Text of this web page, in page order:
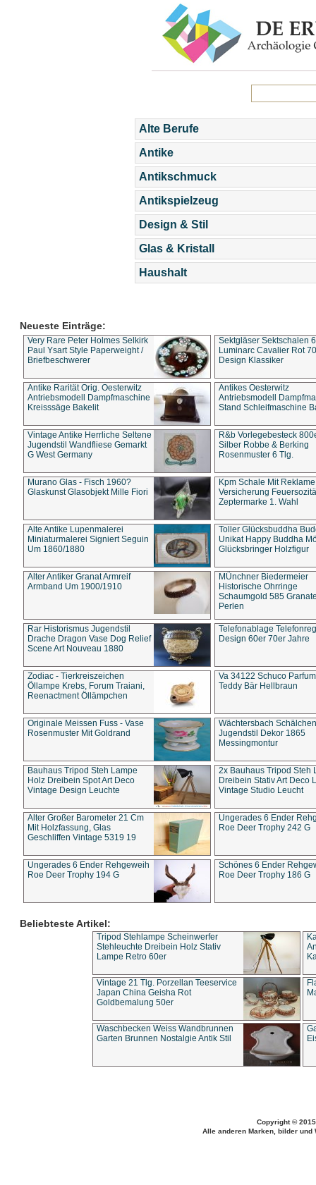
Alte Berufe
Antike
Antikschmuck
Antikspielzeug
Design & Stil
Glas & Kristall
Haushalt
Neueste Einträge:
Very Rare Peter Holmes Selkirk
Paul Ysart Style Paperweight /
Briefbeschwerer
Sektgläser Sektschalen
Luminarc Cavalier Rot
Design Klassiker
Antike Rarität Orig. Oesterwitz
Antriebsmodell Dampfmaschine
Kreisssäge Bakelit
Antikes Oesterwitz
Antriebsmodell
Stand Schleifmaschine
Vintage Antike Herrliche Seltene
Jugendstil Wandfliese Gemarkt
G West Germany
R&b Vorlegebesteck
Silber Robbe & Berking
Rosenmuster 6 Tlg.
Murano Glas - Fisch 1960?
Glaskunst Glasobjekt Mille Fiori
Kpm Schale Mit Reklame
Versicherung
Zeptermarke 1. Wahl
Alte Antike Lupenmalerei
Miniaturmalerei Signiert Seguin
Um 1860/1880
Toller Glücksbuddha
Unikat Happy Buddha
Glücksbringer Holzfigur
Alter Antiker Granat Armreif
Armband Um 1900/1910
MÜnchner Biedermeier
Historische Ohrringe
Schaumgold 585
Perlen
Rar Historismus Jugendstil
Drache Dragon Vase Dog Relief
Scene Art Nouveau 1880
Telefonablage
Design 60er 70er Jahre
Zodiac - Tierkreiszeichen
Öllampe Krebs, Forum Traiani,
Reenactment Öllämpchen
Va 34122 Schuco
Teddy Bär Hellbraun
Originale Meissen Fuss - Vase
Rosenmuster Mit Goldrand
Wächtersbach Schälchen
Jugendstil Dekor 1865
Messingmontur
Bauhaus Tripod Steh Lampe
Holz Dreibein Spot Art Deco
Vintage Design Leuchte
2x Bauhaus Tripod Steh
Dreibein Stativ Art Deco
Vintage Studio Leucht
Alter Großer Barometer 21 Cm
Mit Holzfassung, Glas
Geschliffen Vintage 5319 19
Ungerades 6 Ender
Roe Deer Trophy 242 G
Ungerades 6 Ender Rehgeweih
Roe Deer Trophy 194 G
Schönes 6 Ender
Roe Deer Trophy 186 G
Beliebteste Artikel:
Tripod Stehlampe Scheinwerfer
Stehleuchte Dreibein Holz Stativ
Lampe Retro 60er
Vintage 21 Tlg. Porzellan Teeservice
Japan China Geisha Rot
Goldbemalung 50er
Waschbecken Weiss Wandbrunnen
Garten Brunnen Nostalgie Antik Stil
Copyright ©
Alle anderen Marken, bilder und